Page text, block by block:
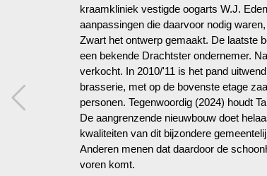
kraamkliniek vestigde oogarts W.J.
aanpassingen die daarvoor nodig
Zwart het ontwerp gemaakt. De laatste
een bekende Drachtster ondernemer.
verkocht. In 2010/'11 is het pand
brasserie, met op de bovenste etage
personen. Tegenwoordig (2024) houdt
De aangrenzende nieuwbouw doet
kwaliteiten van dit bijzondere
Anderen menen dat daardoor de
voren komt.